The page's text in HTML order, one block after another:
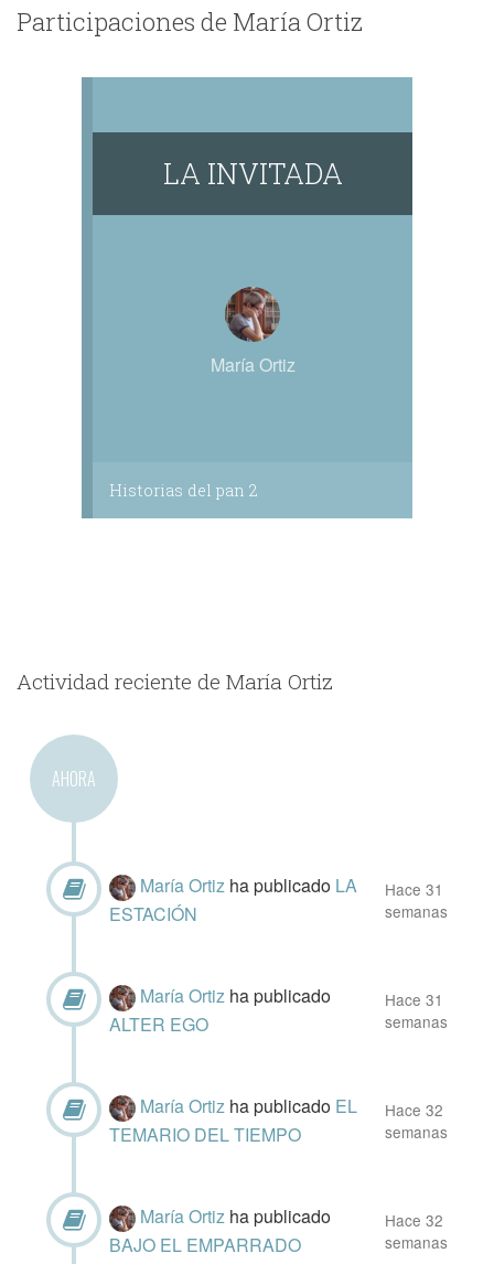
Participaciones de María Ortiz
LA INVITADA
María Ortiz
Historias del pan 2
Actividad reciente de María Ortiz
AHORA
María Ortiz ha publicado LA
ESTACIÓN
Hace 31
semanas
María Ortiz ha publicado
ALTER EGO
Hace 31
semanas
María Ortiz ha publicado EL
TEMARIO DEL TIEMPO
Hace 32
semanas
María Ortiz ha publicado
BAJO EL EMPARRADO
Hace 32
semanas